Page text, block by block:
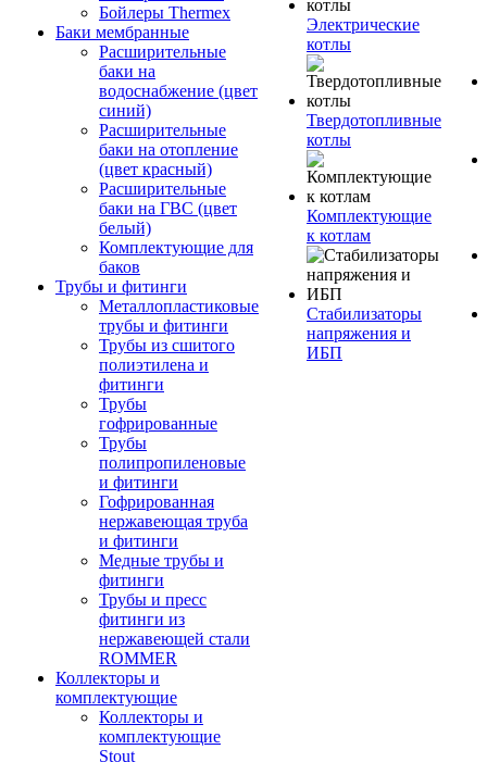
Бойлеры Thermex
Баки мембранные
Расширительные
баки на
водоснабжение (цвет
синий)
Расширительные
баки на отопление
(цвет красный)
Расширительные
баки на ГВС (цвет
белый)
Комплектующие для
баков
Трубы и фитинги
Металлопластиковые
трубы и фитинги
Трубы из сшитого
полиэтилена и
фитинги
Трубы
гофрированные
Трубы
полипропиленовые
и фитинги
Гофрированная
нержавеющая труба
и фитинги
Медные трубы и
фитинги
Трубы и пресс
фитинги из
нержавеющей стали
ROMMER
Коллекторы и
комплектующие
Коллекторы и
комплектующие
Stout
Электрические
котлы
Твердотопливные
котлы
Комплектующие
к котлам
Стабилизаторы
напряжения и
ИБП